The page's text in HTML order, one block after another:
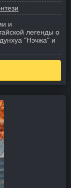
и
легенды о
"Нэчжа" и